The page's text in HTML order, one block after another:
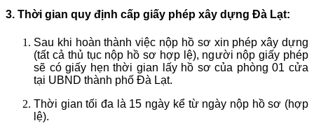
3. Thời gian quy định cấp giấy phép xây dựng Đà Lạt:
Sau khi hoàn thành việc nộp hồ sơ xin phép xây dựng
(tất cả thủ tục nộp hồ sơ hợp lệ), người nộp giấy phép
sẽ có giấy hẹn thời gian lấy hồ sơ của phòng 01 cửa
tại UBND thành phố Đà Lạt.
Thời gian tối đa là 15 ngày kể từ ngày nộp hồ sơ (hợp
lệ).